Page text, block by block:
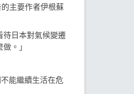
主要作者伊根蘇
日本對氣候變遷
。」
能繼續生活在危